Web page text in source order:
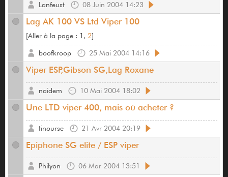
08 Juin 2004 14:23
Lanfeust
Lag AK 100 VS Ltd Viper 100
[Aller à la page : 1, 2]
25 Mai 2004 14:16
boofkroop
Viper ESP,Gibson SG,Lag Roxane
10 Mai 2004 18:02
naidem
Une LTD viper 400, mais où acheter ?
21 Avr 2004 20:19
tinourse
Epiphone SG elite / ESP viper
06 Mar 2004 13:51
Philyon